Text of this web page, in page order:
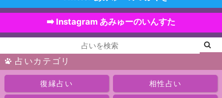
➡️ Instagram あみゅーのいんすた
占いカテゴリ
復縁占い 相性占い